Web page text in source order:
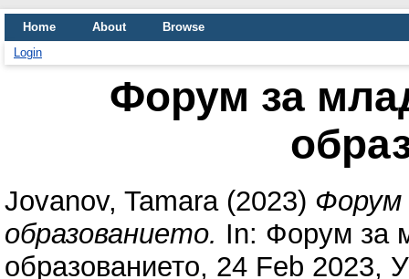
Home About
Browse
Login
Форум за
Jovanov, Tamara(2023) Форум
образованието. In: Форум за
образованието, 24 Feb 2023,